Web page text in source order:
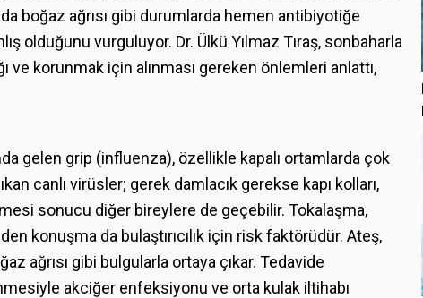
da boğaz ağrısı gibi durumlarda hemen antibiyotiğe
olduğunu vurguluyor. Dr. Ülkü Yılmaz Tıraş, sonbaharla
ve korunmak için alınması gereken önlemleri anlattı,
gelen grip (influenza), özellikle kapalı ortamlarda çok
canlı virüsler; gerek damlacık gerekse kapı kolları,
sonucu diğer bireylere de geçebilir. Tokalaşma,
konuşma da bulaştırıcılık için risk faktörüdür. Ateş,
ağrısı gibi bulgularla ortaya çıkar. Tedavide
akciğer enfeksiyonu ve orta kulak iltihabı